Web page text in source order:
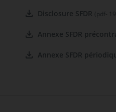
Disclosure SFDR (pdf-
Annexe SFDR
Annexe SFDR